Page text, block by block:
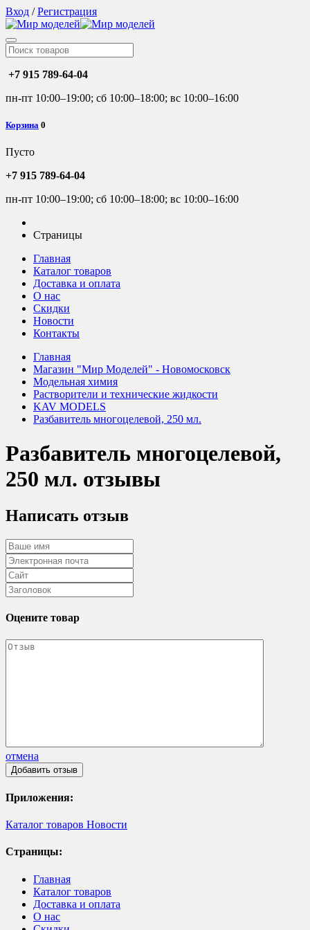
Вход /Регистрация
+7 915 789-64-04
пн-пт 10:00–19:00; сб 10:00–18:00; вс 10:00–16:00
Корзина 0
Пусто
+7 915 789-64-04
пн-пт 10:00–19:00; сб 10:00–18:00; вс 10:00–16:00
Страницы
Главная
Каталог товаров
Доставка и оплата
О нас
Скидки
Новости
Контакты
Главная
Магазин "Мир Моделей" - Новомосковск
Модельная химия
Растворители и технические жидкости
KAV MODELS
Разбавитель многоцелевой, 250 мл.
Разбавитель многоцелевой,
250 мл. отзывы
Написать отзыв
Оцените товар
отмена
Приложения:
Каталог товаров Новости
Страницы:
Главная
Каталог товаров
Доставка и оплата
О нас